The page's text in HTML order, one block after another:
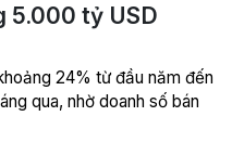
5.000 tỷ USD
24% từ đầu năm đến
qua, nhờ doanh số bán